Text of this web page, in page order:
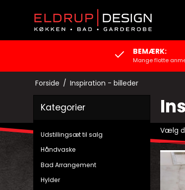
BEMÆRK:
Mange flotte
Forside / Inspiration - billeder
Kategorier
Udstillingsæt til salg
Håndvaske
Bad Arrangement
Hylder
Vælg